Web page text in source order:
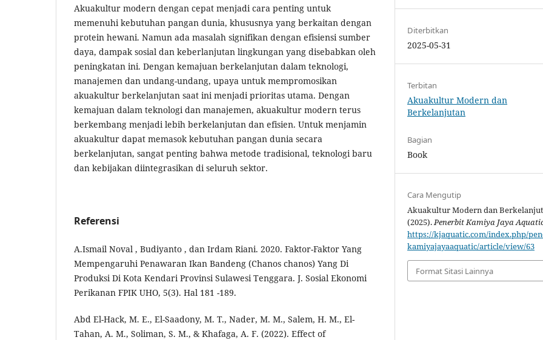
Akuakultur modern dengan cepat menjadi cara penting untuk
memenuhi kebutuhan pangan dunia, khususnya yang berkaitan dengan
protein hewani. Namun ada masalah signifikan dengan efisiensi sumber
daya, dampak sosial dan keberlanjutan lingkungan yang disebabkan oleh
peningkatan ini. Dengan kemajuan berkelanjutan dalam teknologi,
manajemen dan undang-undang, upaya untuk mempromosikan
akuakultur berkelanjutan saat ini menjadi prioritas utama. Dengan
kemajuan dalam teknologi dan manajemen, akuakultur modern terus
berkembang menjadi lebih berkelanjutan dan efisien. Untuk menjamin
akuakultur dapat memasok kebutuhan pangan dunia secara
berkelanjutan, sangat penting bahwa metode tradisional, teknologi baru
dan kebijakan diintegrasikan di seluruh sektor.
Referensi
A.Ismail Noval , Budiyanto , dan Irdam Riani. 2020. Faktor-Faktor Yang
Mempengaruhi Penawaran Ikan Bandeng (Chanos chanos) Yang Di
Produksi Di Kota Kendari Provinsi Sulawesi Tenggara. J. Sosial Ekonomi
Perikanan FPIK UHO, 5(3). Hal 181 -189.
Abd El-Hack, M. E., El-Saadony, M. T., Nader, M. M., Salem, H. M., El-
Tahan, A. M., Soliman, S. M., & Khafaga, A. F. (2022). Effect of
Diterbitkan
2025-05-31
Terbitan
Akuakultur Modern dan
Berkelanjutan
Bagian
Book
Cara Mengutip
Akuakultur Modern dan
(2025).Penerbit Kamiya Jaya
https://kjaquatic.com/index.php/
kamiyajayaaquatic/article/view/63
Format Sitasi Lainnya